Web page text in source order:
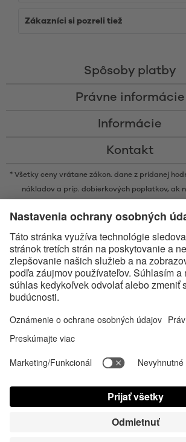
Zákazníci si pozreli tiež
Spôsoby platby
Právne informácie
Informácie
Kontakt
* Všetky ceny vrátane zákon. dane z pridanej
nákladov a príp. dobierkových poplatkov, ak
spoločnosť Bluetooth SIG, Inc. a akékoľvek
spoločnosťou Satisfyer GmbH
Označenie Apple, logo spoločnosti Apple a Apple
známkami spoločnosti Apple Inc. Google Play a
ochranné známky spoločnosti
Accessibility Contact us
Nastavenie súborov cookies FAQ